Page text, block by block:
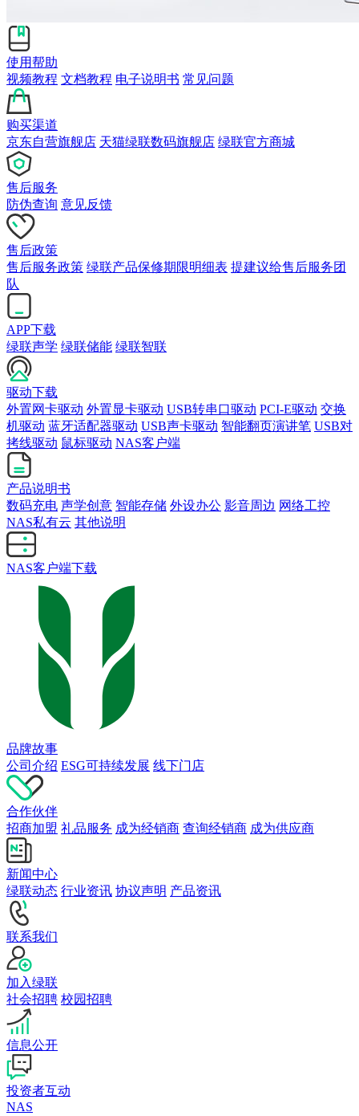
使用帮助
视频教程 文档教程 电子说明书 常见问题
购买渠道
京东自营旗舰店 天猫绿联数码旗舰店 绿联官方商城
售后服务
防伪查询 意见反馈
售后政策
售后服务政策 绿联产品保修期限明细表 提建议给售后服务团
队
APP下载
绿联声学 绿联储能 绿联智联
驱动下载
外置网卡驱动 外置显卡驱动 USB转串口驱动 PCI-E驱动 交换
机驱动 蓝牙适配器驱动 USB声卡驱动 智能翻页演讲笔 USB对
拷线驱动 鼠标驱动 NAS客户端
产品说明书
数码充电 声学创意 智能存储 外设办公 影音周边 网络工控
NAS私有云 其他说明
NAS客户端下载
品牌故事
公司介绍 ESG可持续发展 线下门店
合作伙伴
招商加盟 礼品服务 成为经销商 查询经销商 成为供应商
新闻中心
绿联动态 行业资讯 协议声明 产品资讯
联系我们
加入绿联
社会招聘 校园招聘
信息公开
投资者互动
NAS